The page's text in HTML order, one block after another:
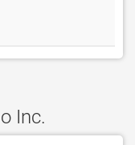
Inc.